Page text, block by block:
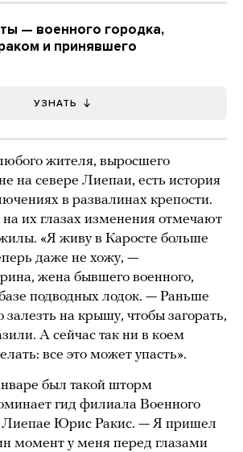
— военного городка,
и принявшего
УЗНАТЬ
жителя, выросшего
на севере Лиепаи, есть история
в развалинах крепости.
их глазах изменения отмечают
«Я живу в Каросте больше
даже не хожу, —
жена бывшего военного,
подводных лодок. — Раньше
на крышу, чтобы загорать,
А сейчас так ни в коем
все это может упасть».
был такой шторм
гид филиала Военного
Лиепае Юрис Ракис. — Я пришел
момент у меня перед глазами